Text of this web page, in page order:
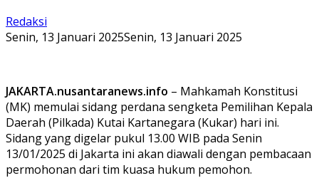
Redaksi
Senin, 13 Januari 2025Senin, 13 Januari 2025
JAKARTA.nusantaranews.info – Mahkamah Konstitusi
(MK) memulai sidang perdana sengketa Pemilihan Kepala
Daerah (Pilkada) Kutai Kartanegara (Kukar) hari ini.
Sidang yang digelar pukul 13.00 WIB pada Senin
13/01/2025 di Jakarta ini akan diawali dengan pembacaan
permohonan dari tim kuasa hukum pemohon.